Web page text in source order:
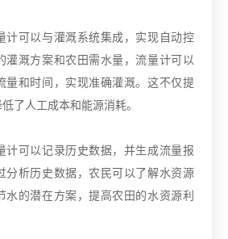
计可以与灌溉系统集成，实现自动控
灌溉方案和农田需水量，流量计可以
量和时间，实现准确灌溉。这不仅提
了人工成本和能源消耗。
计可以记录历史数据，并生成流量报
分析历史数据，农民可以了解水资源
水的潜在方案，提高农田的水资源利